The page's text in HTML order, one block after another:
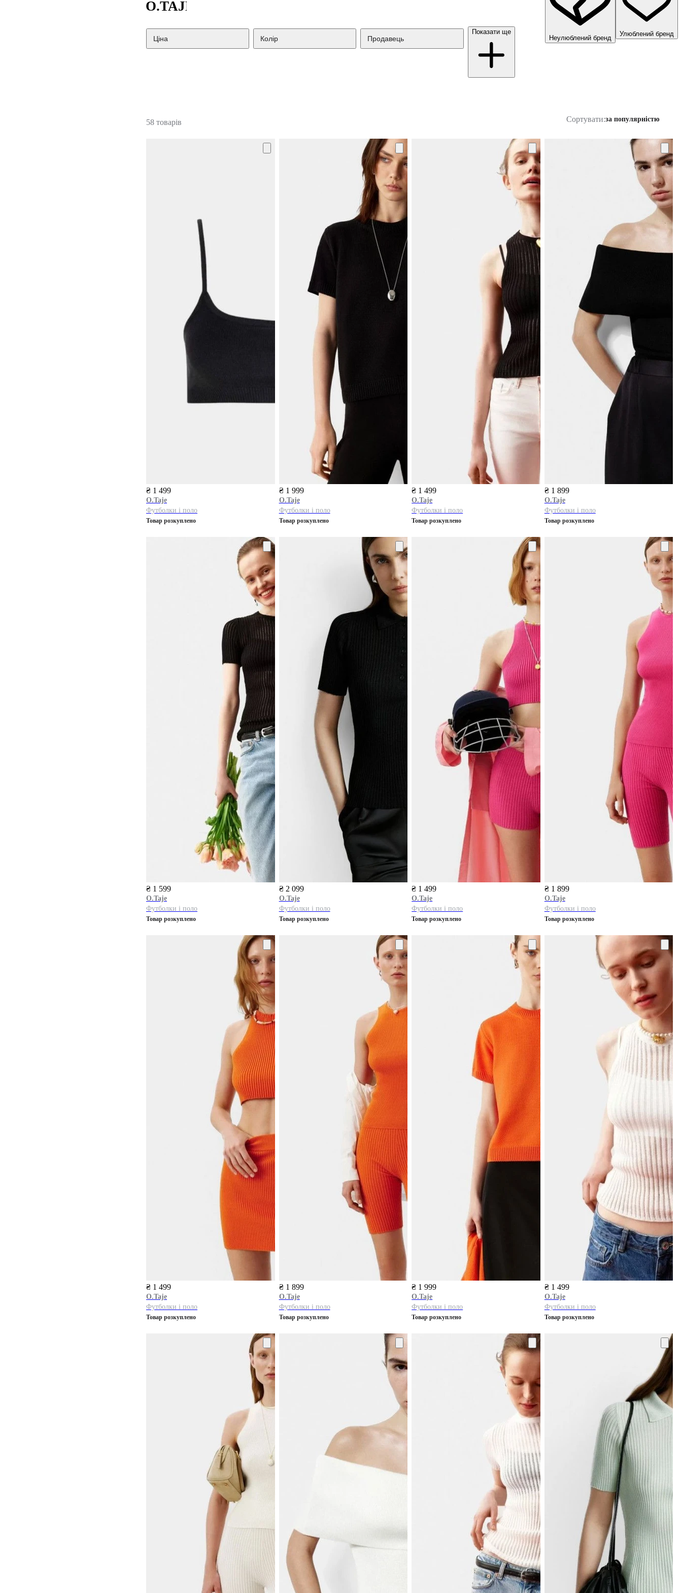
Улюблений бренд
Неулюблений бренд
Ціна Колір Продавець
Показати ще
58 товарів Сортувати:за популярністю
₴ 1 499
O.Taje
Футболки і поло
Товар розкуплено
₴ 1 999
O.Taje
Футболки і поло
Товар розкуплено
₴ 1 499
O.Taje
Футболки і поло
Товар розкуплено
₴ 1 899
O.Taje
Футболки і поло
Товар розкуплено
₴ 1 599
O.Taje
Футболки і поло
Товар розкуплено
₴ 2 099
O.Taje
Футболки і поло
Товар розкуплено
₴ 1 499
O.Taje
Футболки і поло
Товар розкуплено
₴ 1 899
O.Taje
Футболки і поло
Товар розкуплено
₴ 1 499
O.Taje
Футболки і поло
Товар розкуплено
₴ 1 899
O.Taje
Футболки і поло
Товар розкуплено
₴ 1 999
O.Taje
Футболки і поло
Товар розкуплено
₴ 1 499
O.Taje
Футболки і поло
Товар розкуплено